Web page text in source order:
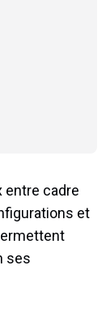
entre cadre
et
ses